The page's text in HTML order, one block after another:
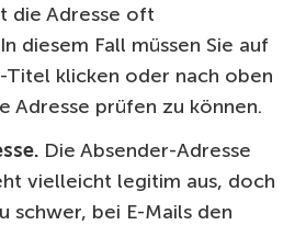
die Adresse oft
diesem Fall müssen Sie auf
Titel klicken oder nach oben
Adresse prüfen zu können.
Die Absender-Adresse
vielleicht legitim aus, doch
schwer, bei E-Mails den